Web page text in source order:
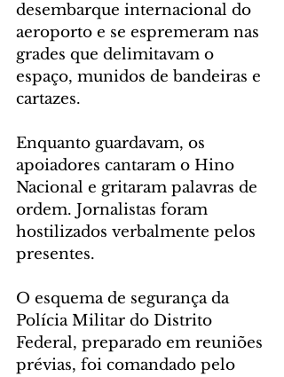
desembarque internacional do
aeroporto e se espremeram nas
grades que delimitavam o
espaço, munidos de bandeiras e
cartazes.
Enquanto guardavam, os
apoiadores cantaram o Hino
Nacional e gritaram palavras de
ordem. Jornalistas foram
hostilizados verbalmente pelos
presentes.
O esquema de segurança da
Polícia Militar do Distrito
Federal, preparado em reuniões
prévias, foi comandado pelo